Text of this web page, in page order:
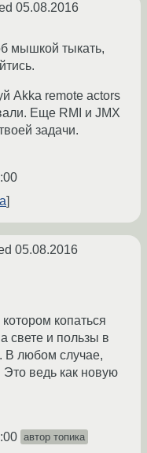
05.08.2016
мышкой тыкать,
Akka remote actors
Еще RMI и JMX
задачи.
05.08.2016
копаться
свете и пользы в
В любом случае,
ведь как новую
автор топика